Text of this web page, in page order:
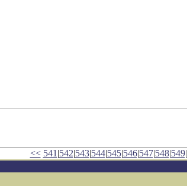
<< 541 |542|543|544|545|546|547|548|549|